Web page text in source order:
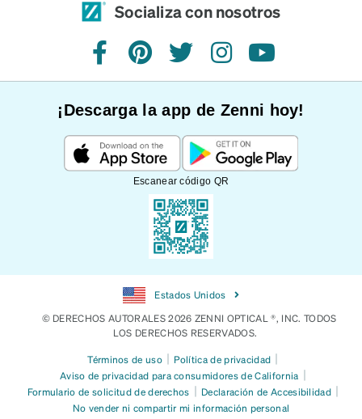
Socializa con nosotros
FacebookPinterestTwitterInstagramYouTube
¡Descarga la app de Zenni hoy!
Escanear código QR
Estados Unidos
© DERECHOS AUTORALES 2026 ZENNI OPTICAL ®, INC. TODOS
LOS DERECHOS RESERVADOS.
Términos de uso | Política de privacidad |
Aviso de privacidad para consumidores de California |
Formulario de solicitud de derechos | Declaración de Accesibilidad |
No vender ni compartir mi información personal